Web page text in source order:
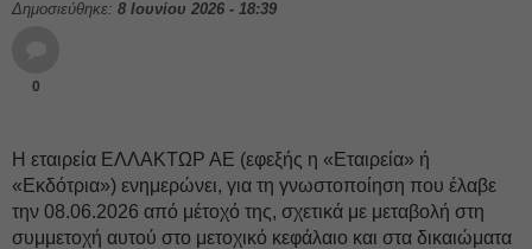
Δημοσιεύθηκε: 8 Ιουνίου 2026 - 18:39
0
Η εταιρεία ΕΛΛΑΚΤΩΡ ΑΕ (εφεξής η «Εταιρεία» ή
«Εκδότρια») ενημερώνει, για τη γνωστοποίηση που έλαβε
την 08.06.2026 από μέτοχό της, σχετικά με μεταβολή στη
συμμετοχή αυτού στο μετοχικό κεφάλαιο και στα δικαιώματα